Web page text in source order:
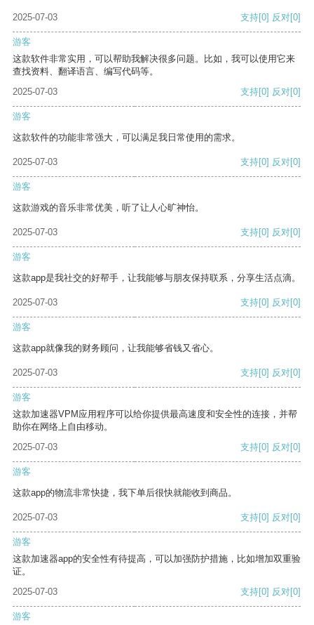
2025-07-03 支持[0] 反对[0]
游客
这款软件非常实用，可以帮助我解决很多问题。比如，我可以使用它来
查找资料、翻译语言、编写代码等。
2025-07-03
支持[0] 反对[0]
游客
这款软件的功能非常强大，可以满足我日常使用的需求。
2025-07-03 支持[0] 反对[0]
游客
这款游戏的音乐非常优美，听了让人心旷神怡。
2025-07-03 支持[0] 反对[0]
游客
这款app是我社交的好帮手，让我能够与朋友保持联系，分享生活点滴。
2025-07-03 支持[0] 反对[0]
游客
这款app就像我的财务顾问，让我能够省钱又省心。
2025-07-03 支持[0] 反对[0]
游客
这款加速器VPM应用程序可以给你提供最高速度和安全性的连接，并帮
助你在网络上自由移动。
2025-07-03
支持[0] 反对[0]
游客
这款app的物流非常快捷，我下单后很快就能收到商品。
2025-07-03 支持[0] 反对[0]
游客
这款加速器app的安全性有待提高，可以加强防护措施，比如增加双重验
证。
2025-07-03
支持[0] 反对[0]
游客